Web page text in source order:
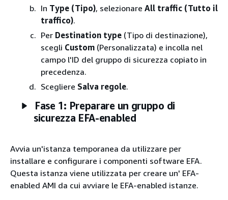
In Type (Tipo), selezionare All traffic (Tutto il
traffico).
Per Destination type (Tipo di destinazione),
scegli Custom (Personalizzata) e incolla nel
campo l'ID del gruppo di sicurezza copiato in
precedenza.
Scegliere Salva regole.
Fase 1: Preparare un gruppo di
sicurezza EFA-enabled
Avvia un'istanza temporanea da utilizzare per
installare e configurare i componenti software EFA.
Questa istanza viene utilizzata per creare un' EFA-
enabled AMI da cui avviare le EFA-enabled istanze.